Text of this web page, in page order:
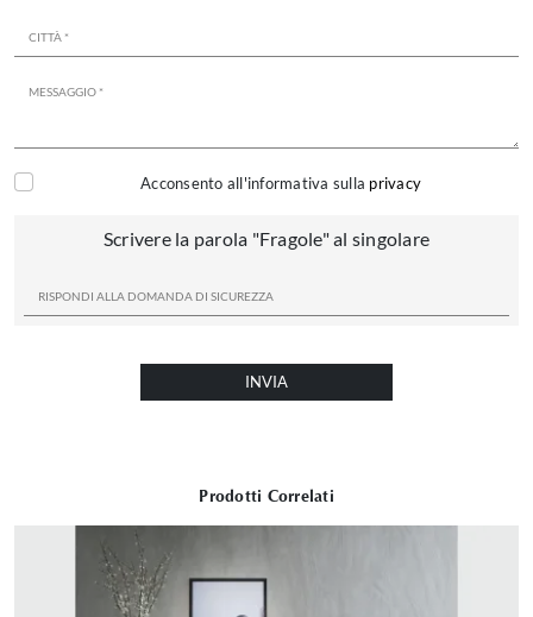
Prodotti Correlati
Acconsento all'informativa sulla privacy
Scrivere la parola "Fragole" al singolare
INVIA